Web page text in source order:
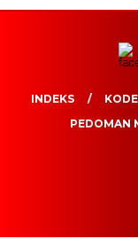
INDEKS
PEDOMAN